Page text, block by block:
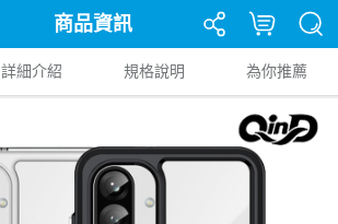
商品資訊
詳細介紹 規格說明 為你推薦